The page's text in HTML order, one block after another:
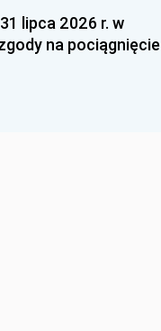
lipca 2026 r. w
na pociągnięcie